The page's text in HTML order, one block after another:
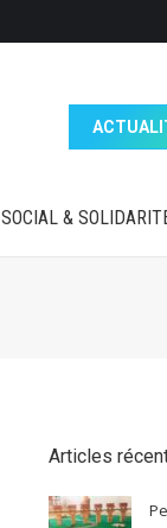
SOCIAL &
Articles
SOCIAL &